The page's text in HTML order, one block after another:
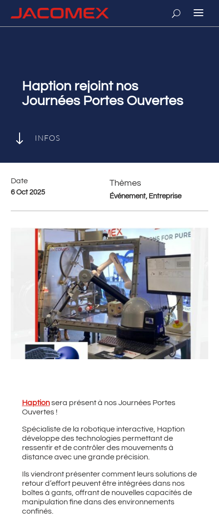
Haption rejoint nos
Journées Portes Ouvertes
" INFOS
Date
6 Oct 2025
Thèmes
Événement, Entreprise
Retour à toutes les actualités
Haptionsera présent à nos Journées Portes
Ouvertes !
Spécialiste de la robotique interactive, Haption
développe des technologies permettant de
ressentir et de contrôler des mouvements à
distance avec une grande précision.
Ils viendront présenter comment leurs solutions de
retour d’effort peuvent être intégrées dans nos
boîtes à gants, offrant de nouvelles capacités de
manipulation fine dans des environnements
confinés.